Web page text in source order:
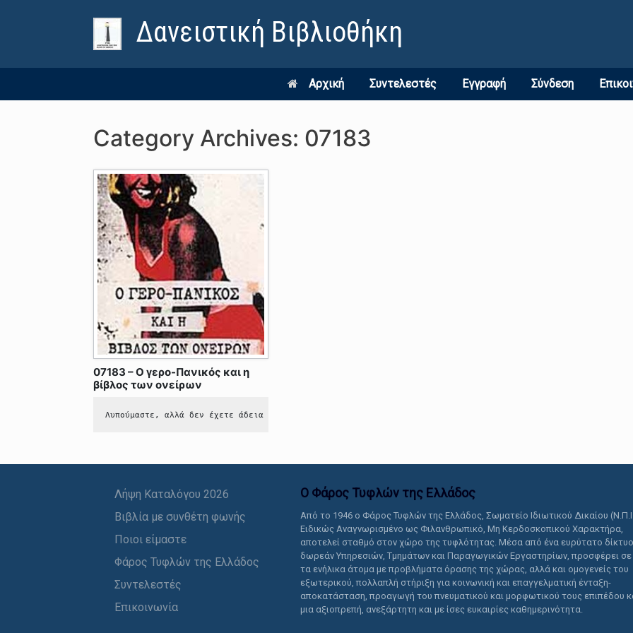
Δανειστική Βιβλιοθήκη
Αρχική Συντελεστές Εγγραφή Σύνδεση
Category Archives: 07183
07183 – Ο γερο-Πανικός και η
βίβλος των ονείρων
Λυπούμαστε, αλλά δεν έχετε άδεια να δείτε αυτό το περιεχόμενο.
Λήψη Καταλόγου 2026
Βιβλία με συνθέτη φωνής
Ποιοι είμαστε
Φάρος Τυφλών της Ελλάδος
Συντελεστές
Επικοινωνία
Ο Φάρος Τυφλών της Ελλάδoς
Από το 1946 ο Φάρος Τυφλών της Ελλάδος, Σωματείο Ιδιωτικού Δικαίου
Ειδικώς Αναγνωρισμένο ως Φιλανθρωπικό, Μη Κερδοσκοπικού Χαρακτήρα,
αποτελεί σταθμό στον χώρο της τυφλότητας. Μέσα από ένα ευρύτατο δίκτυο
δωρεάν Υπηρεσιών, Τμημάτων και Παραγωγικών Εργαστηρίων, προσφέρει σε
τα ενήλικα άτομα με προβλήματα όρασης της χώρας, αλλά και ομογενείς του
εξωτερικού, πολλαπλή στήριξη για κοινωνική και επαγγελματική ένταξη-
αποκατάσταση, προαγωγή του πνευματικού και μορφωτικού τους επιπέδου
μια αξιοπρεπή, ανεξάρτητη και με ίσες ευκαιρίες καθημερινότητα.